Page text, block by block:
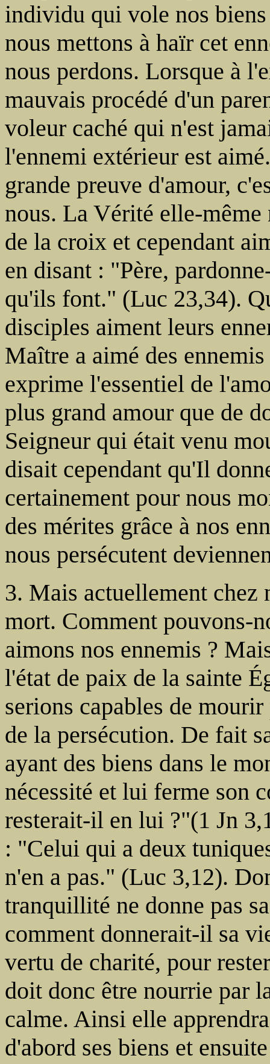
individu qui vole nos
nous mettons à haïr cet
nous perdons. Lorsque à
mauvais procédé d'un
voleur caché qui n'est
l'ennemi extérieur est
grande preuve d'amour,
nous. La Vérité elle-
de la croix et cependant
en disant : "Père,
qu'ils font." (Luc 23,34).
disciples aiment leurs
Maître a aimé des
exprime l'essentiel de
plus grand amour que de
Seigneur qui était venu
disait cependant qu'Il
certainement pour nous
des mérites grâce à nos
nous persécutent
3. Mais actuellement chez
mort. Comment pouvons-
aimons nos ennemis ?
l'état de paix de la sainte
serions capables de
de la persécution. De fait
ayant des biens dans le
nécessité et lui ferme son
resterait-il en lui ?"(1 Jn
: "Celui qui a deux
n'en a pas." (Luc 3,12).
tranquillité ne donne pas
comment donnerait-il sa
vertu de charité, pour
doit donc être nourrie par
calme. Ainsi elle
d'abord ses biens et